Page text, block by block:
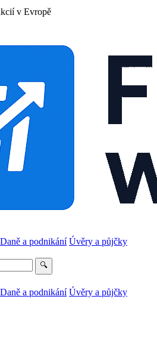
v Evropě
Daně a podnikání Úvěry a půjčky
🔍
Daně a podnikání Úvěry a půjčky